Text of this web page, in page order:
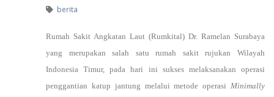
berita
Rumah Sakit Angkatan Laut (Rumkital) Dr. Ramelan Surabaya
yang merupakan salah satu rumah sakit rujukan Wilayah
Indonesia Timur, pada hari ini sukses melaksanakan operasi
penggantian katup jantung melalui metode operasi Minimally